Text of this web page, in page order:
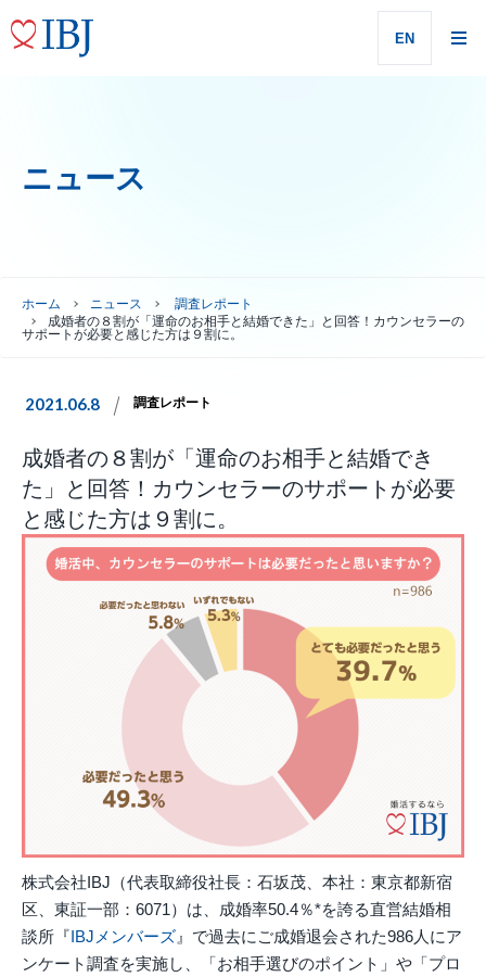
EN
ニュース
ホーム ニュース
調査レポート
成婚者の８割が「運命のお相手と結婚できた」と回答！カウンセラーの
サポートが必要と感じた方は９割に。
2021.06.8 調査レポート
成婚者の８割が「運命のお相手と結婚でき
た」と回答！カウンセラーのサポートが必要
と感じた方は９割に。
株式会社IBJ（代表取締役社長：石坂茂、本社：東京都新宿
区、東証一部：6071）は、成婚率50.4％*を誇る直営結婚相
談所『IBJメンバーズ 』で過去にご成婚退会された986人にア
ンケート調査を実施し、「お相手選びのポイント」や「プロ